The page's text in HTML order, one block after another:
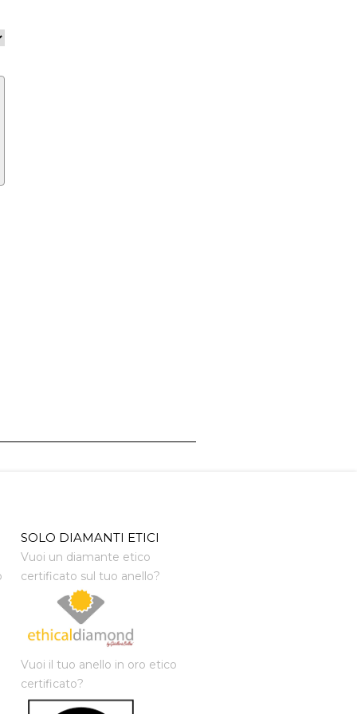
SOLO DIAMANTI ETICI
Vuoi un diamante etico
certificato sul tuo anello?
Vuoi il tuo anello in oro etico
certificato?